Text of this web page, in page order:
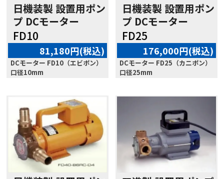
日機装製 設置用ポン
プ DCモーター
FD10
81,180円(税込)
DCモーター FD10（エビポン）
口径10mm
日機装製 設置用ポン
プ DCモーター
FD25
176,000円(税込)
DCモーター FD25（カニポン）
口径25mm